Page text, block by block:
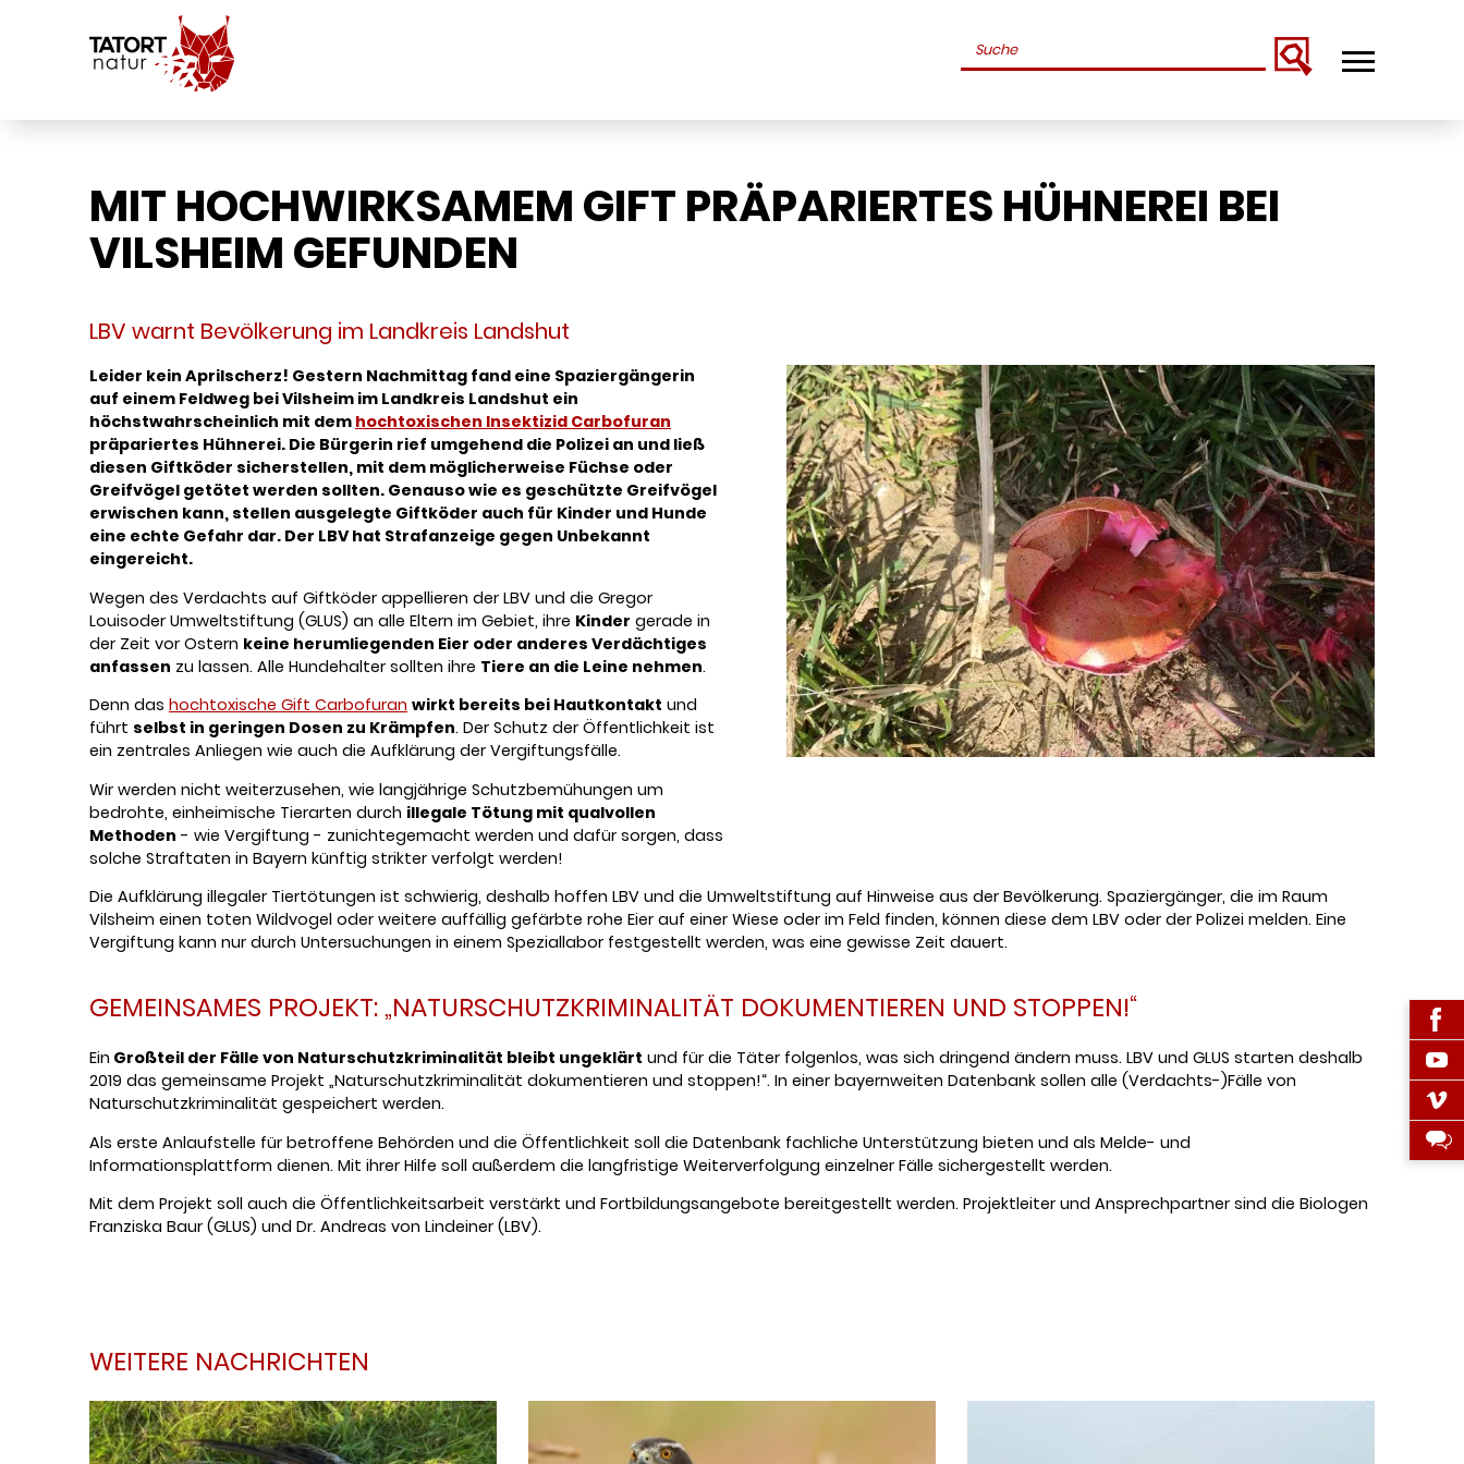
Suchbegriffe
MIT HOCHWIRKSAMEM GIFT PRÄPARIERTES HÜHNEREI BEI
VILSHEIM GEFUNDEN
LBV warnt Bevölkerung im Landkreis Landshut
Leider kein Aprilscherz! Gestern Nachmittag fand eine Spaziergängerin
auf einem Feldweg bei Vilsheim im Landkreis Landshut ein
höchstwahrscheinlich mit dem hochtoxischen Insektizid Carbofuran
präpariertes Hühnerei. Die Bürgerin rief umgehend die Polizei an und ließ
diesen Giftköder sicherstellen, mit dem möglicherweise Füchse oder
Greifvögel getötet werden sollten. Genauso wie es geschützte Greifvögel
erwischen kann, stellen ausgelegte Giftköder auch für Kinder und Hunde
eine echte Gefahr dar. Der LBV hat Strafanzeige gegen Unbekannt
eingereicht.
Wegen des Verdachts auf Giftköder appellieren der LBV und die Gregor
Louisoder Umweltstiftung (GLUS) an alle Eltern im Gebiet, ihre Kinder gerade in
der Zeit vor Ostern keine herumliegenden Eier oder anderes Verdächtiges
anfassen zu lassen. Alle Hundehalter sollten ihre Tiere an die Leine nehmen.
Denn das hochtoxische Gift Carbofuran wirkt bereits bei Hautkontakt und
führt selbst in geringen Dosen zu Krämpfen. Der Schutz der Öffentlichkeit ist
ein zentrales Anliegen wie auch die Aufklärung der Vergiftungsfälle.
Wir werden nicht weiterzusehen, wie langjährige Schutzbemühungen um
bedrohte, einheimische Tierarten durch illegale Tötung mit qualvollen
Methoden - wie Vergiftung - zunichtegemacht werden und dafür sorgen, dass
solche Straftaten in Bayern künftig strikter verfolgt werden!
Die Aufklärung illegaler Tiertötungen ist schwierig, deshalb hoffen LBV und die Umweltstiftung auf Hinweise aus der Bevölkerung. Spaziergänger, die im Raum
Vilsheim einen toten Wildvogel oder weitere auffällig gefärbte rohe Eier auf einer Wiese oder im Feld finden, können diese dem LBV oder der Polizei melden. Eine
Vergiftung kann nur durch Untersuchungen in einem Speziallabor festgestellt werden, was eine gewisse Zeit dauert.
GEMEINSAMES PROJEKT: „NATURSCHUTZKRIMINALITÄT DOKUMENTIEREN UND STOPPEN!“
Ein Großteil der Fälle von Naturschutzkriminalität bleibt ungeklärt und für die Täter folgenlos, was sich dringend ändern muss. LBV und GLUS starten deshalb
2019 das gemeinsame Projekt „Naturschutzkriminalität dokumentieren und stoppen!“. In einer bayernweiten Datenbank sollen alle (Verdachts-)Fälle von
Naturschutzkriminalität gespeichert werden.
Als erste Anlaufstelle für betroffene Behörden und die Öffentlichkeit soll die Datenbank fachliche Unterstützung bieten und als Melde- und
Informationsplattform dienen. Mit ihrer Hilfe soll außerdem die langfristige Weiterverfolgung einzelner Fälle sichergestellt werden.
Mit dem Projekt soll auch die Öffentlichkeitsarbeit verstärkt und Fortbildungsangebote bereitgestellt werden. Projektleiter und Ansprechpartner sind die Biologen
Franziska Baur (GLUS) und Dr. Andreas von Lindeiner (LBV).
WEITERE NACHRICHTEN